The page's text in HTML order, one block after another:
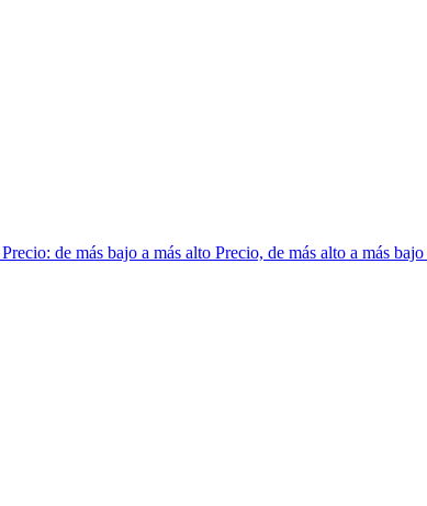
Precio: de más bajo a más alto Precio, de más alto a más bajo